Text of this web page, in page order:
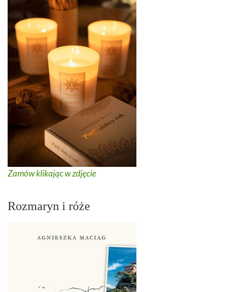
Zamów klikając w zdjęcie
Rozmaryn i róże